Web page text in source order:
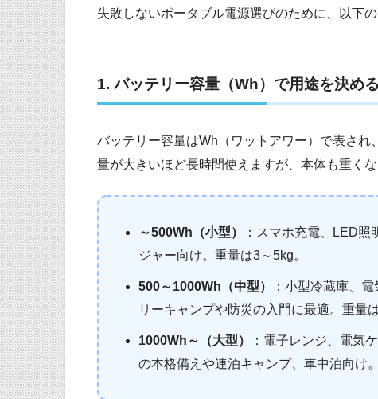
失敗しないポータブル電源選びのために、以下
1. バッテリー容量（Wh）で用途を決める
バッテリー容量はWh（ワットアワー）で表さ
量が大きいほど長時間使えますが、本体も重くな
～500Wh（小型）
：スマホ充電、LED
ジャー向け。重量は3～5kg。
500～1000Wh（中型）
：小型冷蔵庫、
リーキャンプや防災の入門に最適。重量
1000Wh～（大型）
：電子レンジ、電気
の本格備えや連泊キャンプ、車中泊向け